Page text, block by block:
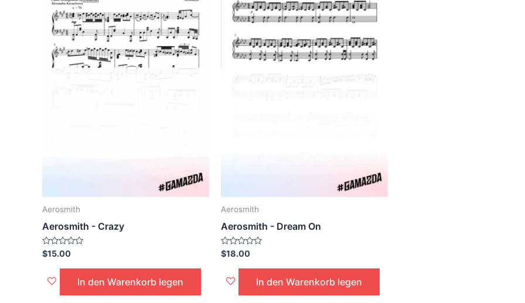
Aerosmith
Aerosmith - Crazy
Bewertet
mit
$15.00
In den Warenkorb legen
Aerosmith
Aerosmith - Dream On
Bewertet
mit
$18.00
In den Warenkorb legen